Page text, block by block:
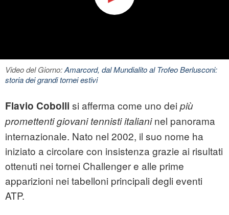
Video del Giorno:Amarcord, dal Mundialito al Trofeo Berlusconi:
storia dei grandi tornei estivi
Flavio Cobolli si afferma come uno dei più
promettenti giovani tennisti italianinel panorama
internazionale. Nato nel 2002, il suo nome ha
iniziato a circolare con insistenza grazie ai risultati
ottenuti nei tornei Challenger e alle prime
apparizioni nei tabelloni principali degli eventi
ATP.